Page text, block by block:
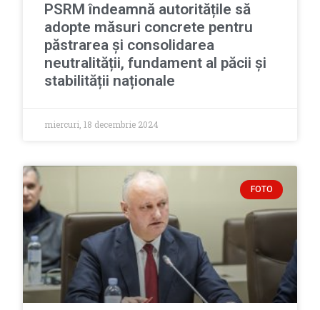
PSRM îndeamnă autoritățile să
adopte măsuri concrete pentru
păstrarea și consolidarea
neutralității, fundament al păcii și
stabilității naționale
miercuri, 18 decembrie 2024
FOTO